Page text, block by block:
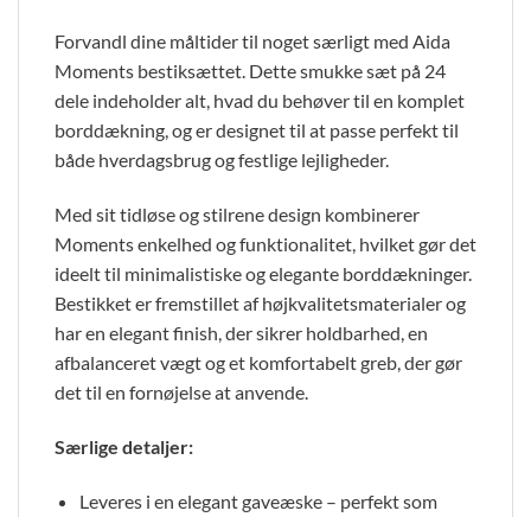
Forvandl dine måltider til noget særligt med Aida
Moments bestiksættet. Dette smukke sæt på 24
dele indeholder alt, hvad du behøver til en komplet
borddækning, og er designet til at passe perfekt til
både hverdagsbrug og festlige lejligheder.
Med sit tidløse og stilrene design kombinerer
Moments enkelhed og funktionalitet, hvilket gør det
ideelt til minimalistiske og elegante borddækninger.
Bestikket er fremstillet af højkvalitetsmaterialer og
har en elegant finish, der sikrer holdbarhed, en
afbalanceret vægt og et komfortabelt greb, der gør
det til en fornøjelse at anvende.
Særlige detaljer:
Leveres i en elegant gaveæske – perfekt som